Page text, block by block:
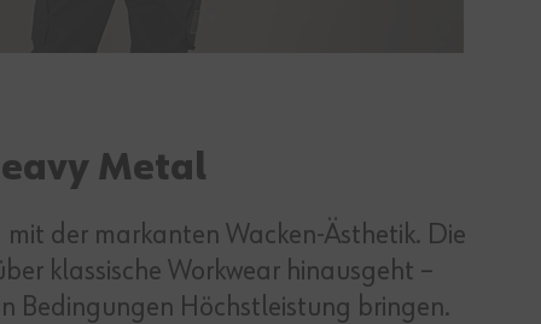
Metal
der markanten Wacken‑Ästhetik. Die
klassische Workwear hinausgeht –
Bedingungen Höchstleistung bringen.